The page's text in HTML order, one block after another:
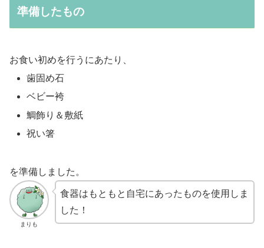
準備したもの
お食い初めを行うにあたり、
歯固め石
ベビー袴
鯛飾り＆敷紙
祝い箸
を準備しました。
まりも
食器はもともと自宅にあったものを使用しま
した！